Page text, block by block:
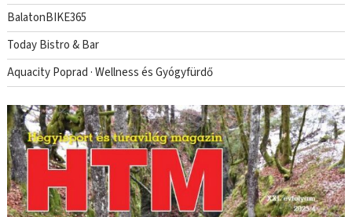
BalatonBIKE365
Today Bistro & Bar
Aquacity Poprad · Wellness és Gyógyfürdő